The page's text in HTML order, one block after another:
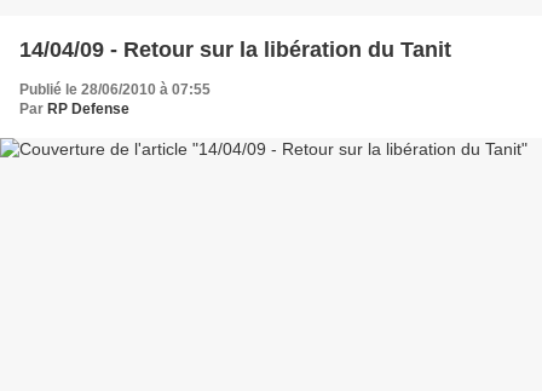
14/04/09 - Retour sur la libération du Tanit
Publié le 28/06/2010 à 07:55
Par RP Defense